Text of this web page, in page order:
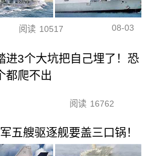
阅读 10517 08-03
进3个大坑把自己埋了！恐
都爬不出
阅读 16762
五艘驱逐舰要盖三口锅！